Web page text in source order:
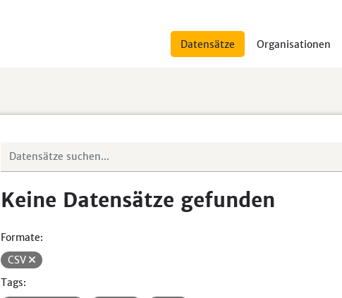
Datensätze Organisationen
Keine Datensätze gefunden
Formate:
CSV
Tags: